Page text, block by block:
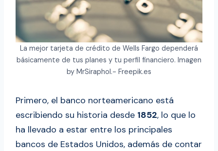
La mejor tarjeta de crédito de Wells Fargo dependerá
básicamente de tus planes y tu perfil financiero. Imagen
by MrSiraphol.- Freepik.es
Primero, el banco norteamericano está
escribiendo su historia desde 1852, lo que lo
ha llevado a estar entre los principales
bancos de Estados Unidos, además de contar